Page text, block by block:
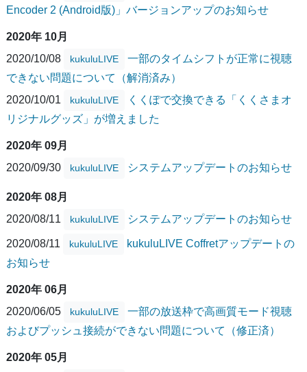
Encoder 2 (Android版)」バージョンアップのお知らせ
2020年 10月
2020/10/08
kukuluLIVE
一部のタイムシフトが正常に視聴
できない問題について（解消済み）
2020/10/01
kukuluLIVE
くくぽで交換できる「くくさまオ
リジナルグッズ」が増えました
2020年 09月
2020/09/30
kukuluLIVE システムアップデートのお知らせ
2020年 08月
2020/08/11
kukuluLIVE システムアップデートのお知らせ
2020/08/11 kukuluLIVE
kukuluLIVE Coffretアップデートの
お知らせ
2020年 06月
2020/06/05
kukuluLIVE
一部の放送枠で高画質モード視聴
およびプッシュ接続ができない問題について（修正済）
2020年 05月